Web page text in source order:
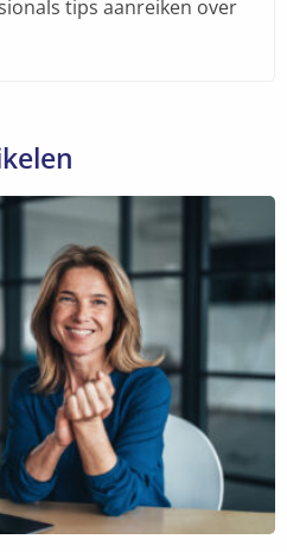
tips aanreiken over